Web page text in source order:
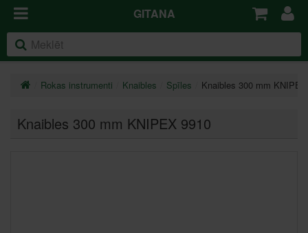
GITANA
Rokas instrumenti Knaibles Spīles Knaibles 300 mm
Knaibles 300 mm KNIPEX 9910